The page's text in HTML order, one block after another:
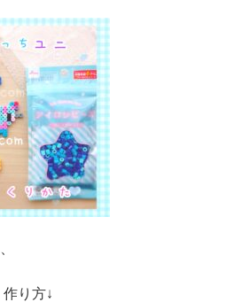
作り方↓